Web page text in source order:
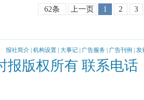
62条 上一页 1 2 3
报社简介 机构设置 大事记 广告服务 广告刊例 发
报版权所有 联系电话